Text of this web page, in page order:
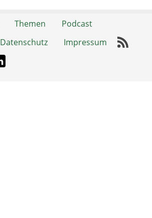
Themen
Podcast
Datenschutz Impressum